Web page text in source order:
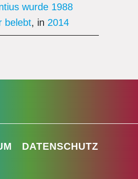
wurde 1988
belebt, in 2014
DATENSCHUTZ